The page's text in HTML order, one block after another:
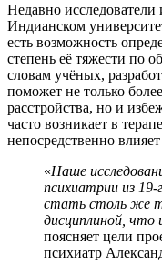
Недавно
Индианском
есть возможность
степень её тяжести по
словам учёных,
поможет не только
расстройства, но и
часто возникает в
непосредственно
«Наше
психиатрии из
стать столь же
дисциплиной, что
поясняет цели
психиатр